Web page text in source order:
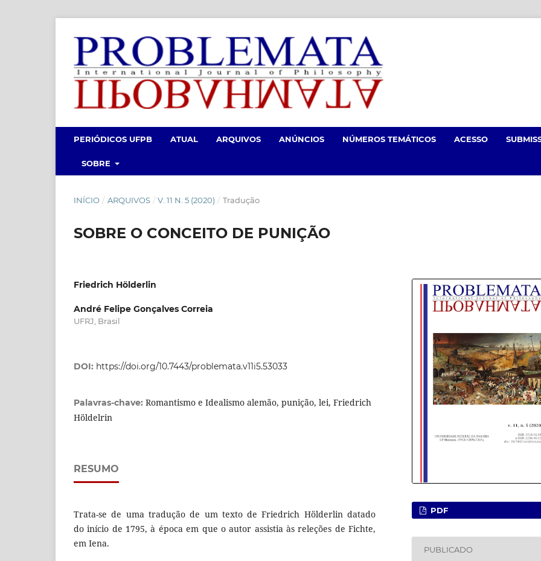
PERIÓDICOS UFPB ATUAL ARQUIVOS ANÚNCIOS NÚMEROS TEMÁTICOS ACESSO
SOBRE
INÍCIO / ARQUIVOS / V. 11 N. 5 (2020) / Tradução
SOBRE O CONCEITO DE PUNIÇÃO
Friedrich Hölderlin
André Felipe Gonçalves Correia
UFRJ, Brasil
DOI: https://doi.org/10.7443/problemata.v11i5.53033
Palavras-chave: Romantismo e Idealismo alemão, punição, lei, Friedrich
Höldelrin
RESUMO
Trata-se de uma tradução de um texto de Friedrich Hölderlin datado
do início de 1795, à época em que o autor assistia às releções de Fichte,
em Iena.
PDF
PUBLICADO